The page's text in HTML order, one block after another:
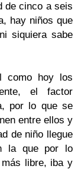
de cinco a seis
hay niños que
siquiera sabe
como hoy los
el factor
por lo que se
entre ellos y
de niño llegue
la que por lo
más libre, iba y